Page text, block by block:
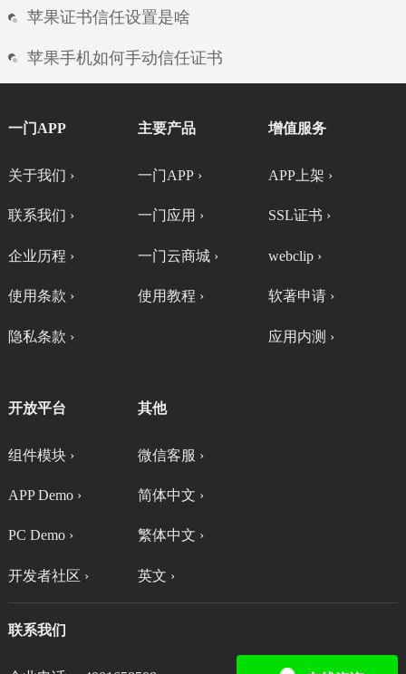
苹果证书信任设置是啥
苹果手机如何手动信任证书
ios签名论坛
ios方法签名
一门APP
关于我们 ›
联系我们 ›
企业历程 ›
使用条款 ›
隐私条款 ›
主要产品
一门APP ›
一门应用 ›
一门云商城 ›
使用教程 ›
增值服务
APP上架 ›
SSL证书 ›
webclip ›
软著申请 ›
应用内测 ›
开放平台
组件模块 ›
APP Demo ›
PC Demo ›
开发者社区 ›
其他
微信客服 ›
简体中文 ›
繁体中文 ›
英文 ›
联系我们